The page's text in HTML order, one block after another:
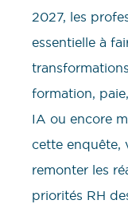
2027, les
essentielle à
formation,
IA ou encore
cette enquête,
remonter les
priorités RH